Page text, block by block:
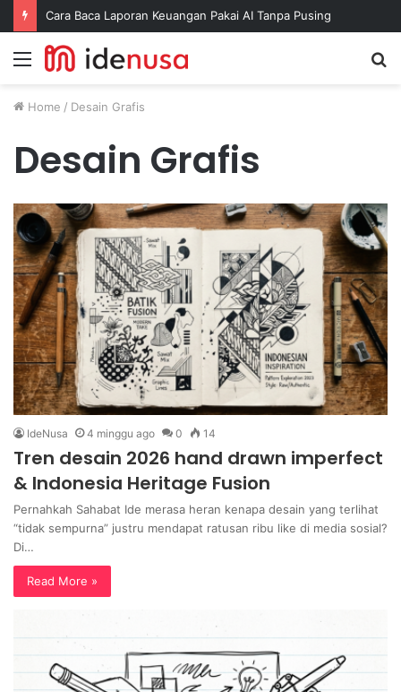
Cara Baca Laporan Keuangan Pakai AI Tanpa Pusing
Menu
Home / Desain Grafis
Desain Grafis
IdeNusa 4 minggu ago 0 14
Tren desain 2026 hand drawn imperfect
& Indonesia Heritage Fusion
Pernahkah Sahabat Ide merasa heran kenapa desain yang terlihat
“tidak sempurna” justru mendapat ratusan ribu like di media sosial?
Di…
Read More »